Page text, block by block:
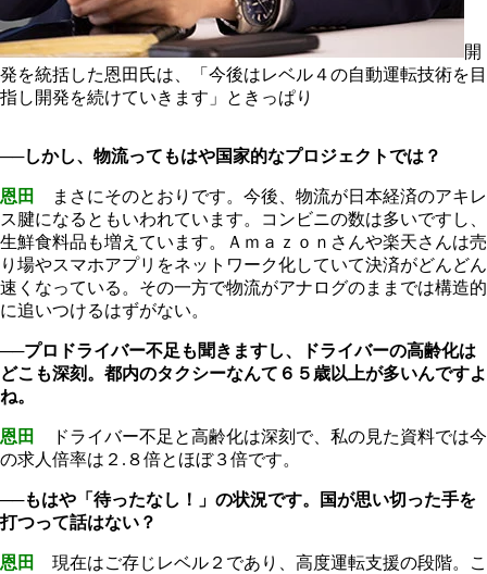
開
発を統括した恩田氏は、「今後はレベル４の自動運転技術を目
指し開発を続けていきます」ときっぱり
──しかし、物流ってもはや国家的なプロジェクトでは？
恩田
まさにそのとおりです。今後、物流が日本経済のアキレ
ス腱になるともいわれています。コンビニの数は多いですし、
生鮮食料品も増えています。Ａｍａｚｏｎさんや楽天さんは売
り場やスマホアプリをネットワーク化していて決済がどんどん
速くなっている。その一方で物流がアナログのままでは構造的
に追いつけるはずがない。
──プロドライバー不足も聞きますし、ドライバーの高齢化は
どこも深刻。都内のタクシーなんて６５歳以上が多いんですよ
ね。
恩田
ドライバー不足と高齢化は深刻で、私の見た資料では今
の求人倍率は２.８倍とほぼ３倍です。
──もはや「待ったなし！」の状況です。国が思い切った手を
打つって話はない？
恩田
現在はご存じレベル２であり、高度運転支援の段階。こ